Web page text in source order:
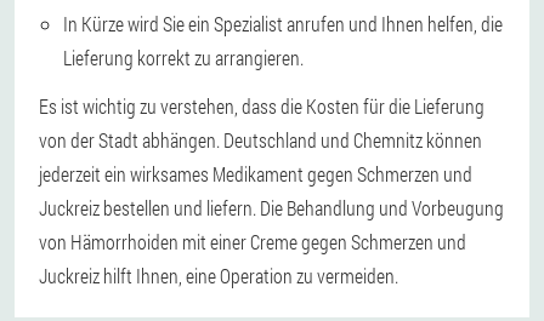
In Kürze wird Sie ein Spezialist anrufen und Ihnen helfen, die
Lieferung korrekt zu arrangieren.
Es ist wichtig zu verstehen, dass die Kosten für die Lieferung
von der Stadt abhängen. Deutschland und Chemnitz können
jederzeit ein wirksames Medikament gegen Schmerzen und
Juckreiz bestellen und liefern. Die Behandlung und Vorbeugung
von Hämorrhoiden mit einer Creme gegen Schmerzen und
Juckreiz hilft Ihnen, eine Operation zu vermeiden.